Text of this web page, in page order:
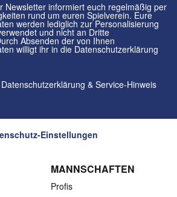
informiert euch regelmäßig per
Eure
zur Personalisierung
nicht an Dritte
Absenden der von Ihnen
in die Datenschutzerklärung
Datenschutzerklärung & Service-Hinweis
Einstellungen
MANNSCHAFTEN
Profis